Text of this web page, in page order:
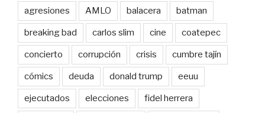
agresiones AMLO balacera batman
breaking bad carlos slim cine coatepec
concierto corrupción crisis cumbre tajín
cómics deuda donald trump eeuu
ejecutados elecciones fidel herrera